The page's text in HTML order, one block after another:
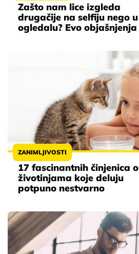
Zašto nam lice izgleda
drugačije na selfiju nego u
ogledalu? Evo objašnjenja
ZANIMLJIVOSTI
17 fascinantnih činjenica o
životinjama koje deluju
potpuno nestvarno